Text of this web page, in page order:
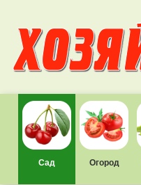
Сад Огород